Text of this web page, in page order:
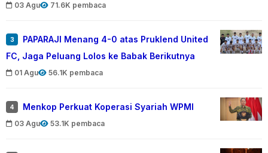
03 Agu 71.6K pembaca
3
PAPARAJI Menang 4-0 atas Pruklend United
FC, Jaga Peluang Lolos ke Babak Berikutnya
01 Agu 56.1K pembaca
4 Menkop Perkuat Koperasi Syariah WPMI
03 Agu 53.1K pembaca